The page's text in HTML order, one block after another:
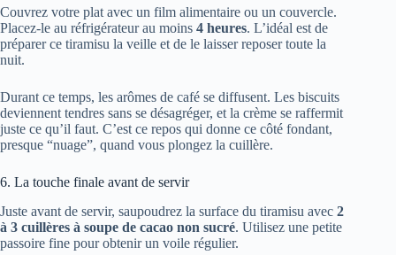
Couvrez votre plat avec un film alimentaire ou un couvercle.
Placez-le au réfrigérateur au moins 4 heures. L’idéal est de
préparer ce tiramisu la veille et de le laisser reposer toute la
nuit.
Durant ce temps, les arômes de café se diffusent. Les biscuits
deviennent tendres sans se désagréger, et la crème se raffermit
juste ce qu’il faut. C’est ce repos qui donne ce côté fondant,
presque “nuage”, quand vous plongez la cuillère.
6. La touche finale avant de servir
Juste avant de servir, saupoudrez la surface du tiramisu avec 2
à 3 cuillères à soupe de cacao non sucré. Utilisez une petite
passoire fine pour obtenir un voile régulier.